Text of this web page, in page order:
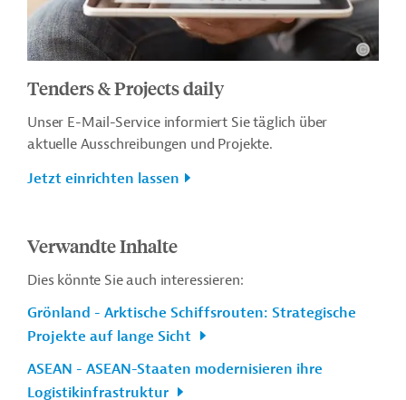
Tenders & Projects daily
Unser E-Mail-Service informiert Sie täglich über
aktuelle Ausschreibungen und Projekte.
Jetzt einrichten lassen
Verwandte Inhalte
Dies könnte Sie auch interessieren:
Grönland - Arktische Schiffsrouten: Strategische
Projekte auf lange Sicht
ASEAN - ASEAN-Staaten modernisieren ihre
Logistikinfrastruktur